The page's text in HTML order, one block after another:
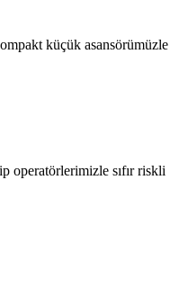
küçük asansörümüzle
operatörlerimizle sıfır riskli